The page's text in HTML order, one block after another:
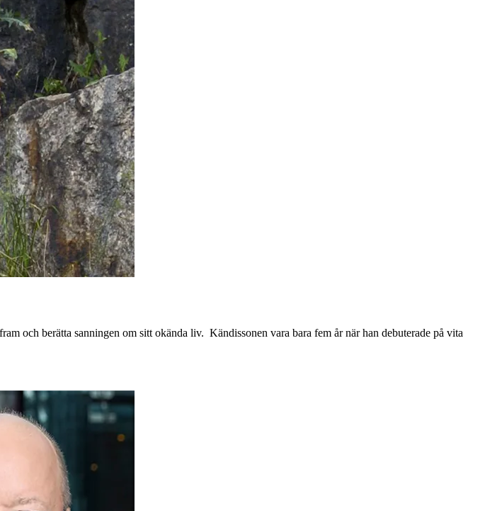
och berätta sanningen om sitt okända liv. Kändissonen vara bara fem år när han debuterade på vita